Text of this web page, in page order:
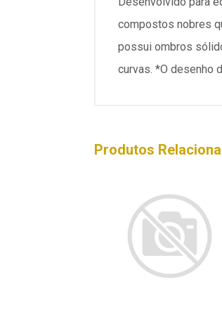
compostos nobres
possui ombros
curvas. *O desenho
Produtos